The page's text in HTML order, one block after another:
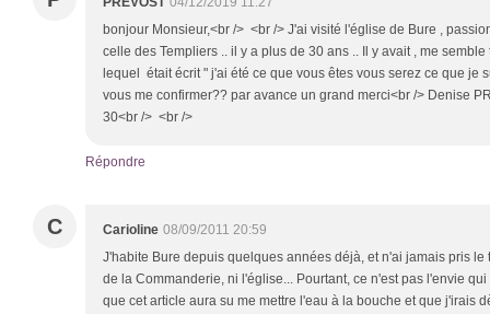
bonjour Monsieur,<br /> <br /> J'ai visité l'église de Bure ,
celle des Templiers .. il y a plus de 30 ans .. Il y avait , me
lequel était écrit " j'ai été ce que vous êtes vous serez ce que je
vous me confirmer?? par avance un grand merci<br /> Denise
30<br /> <br />
Répondre
C Carioline 08/09/2011 20:59
J'habite Bure depuis quelques années déjà, et n'ai jamais pris
de la Commanderie, ni l'église... Pourtant, ce n'est pas l'envie
que cet article aura su me mettre l'eau à la bouche et que j'irais